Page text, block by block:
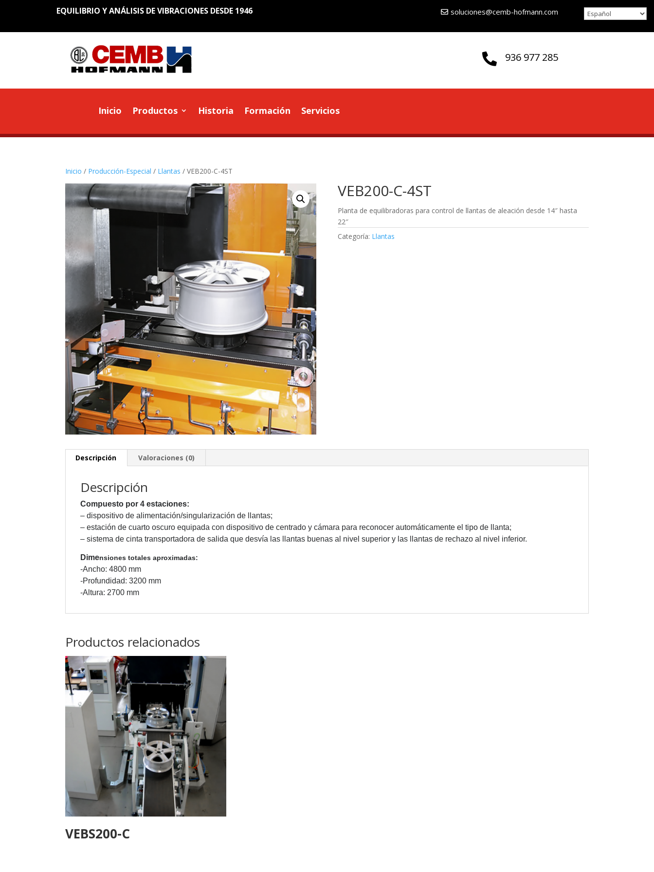
EQUILIBRIO Y ANÁLISIS DE VIBRACIONES DESDE 1946 soluciones@cemb-hofmann.com
 936 977 285
Inicio Productos Historia Formación Servicios
Inicio / Producción-Especial / Llantas / VEB200-C-4ST
VEB200-C-4ST
Planta de equilibradoras para control de llantas de aleación desde 14″ hasta
22″
Categoría: Llantas
Descripción Valoraciones (0)
Descripción
Compuesto por 4 estaciones:
– dispositivo de alimentación/singularización de llantas;
– estación de cuarto oscuro equipada con dispositivo de centrado y cámara para reconocer automáticamente el tipo de llanta;
– sistema de cinta transportadora de salida que desvía las llantas buenas al nivel superior y las llantas de rechazo al nivel inferior.
Dimensiones totales aproximadas:
-Ancho: 4800 mm
-Profundidad: 3200 mm
-Altura: 2700 mm
Productos relacionados
VEBS200-C